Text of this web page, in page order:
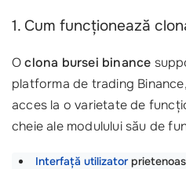
1. Cum funcționează
Oclona bursei binance
platforma de trading
acces la o varietate de
cheie ale modulului său de
Interfață utilizator